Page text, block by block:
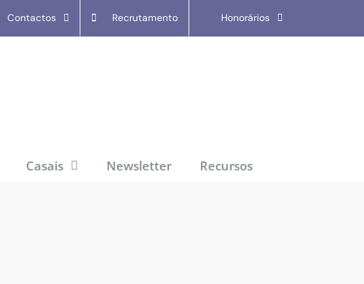
Contactos Recrutamento Honorários
Casais Newsletter Recursos